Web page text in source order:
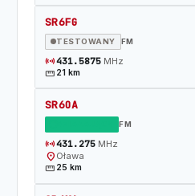
SR6FG
TESTOWANY FM
sensors431.5875MHz
straighten 21 km
SR6OA
FM
sensors431.275MHz
location_on Oława
straighten 25 km